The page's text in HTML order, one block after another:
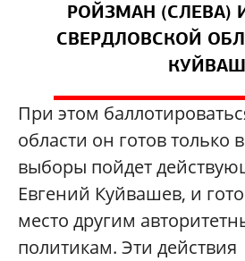
РОЙЗМАН (СЛЕВА)
СВЕРДЛОВСКОЙ
При этом
области он готов только
выборы пойдет
Евгений Куйвашев, и
место другим
политикам. Эти действия